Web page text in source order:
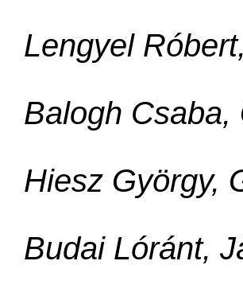
Lengyel
Balogh Csaba,
Hiesz György,
Budai Lóránt,